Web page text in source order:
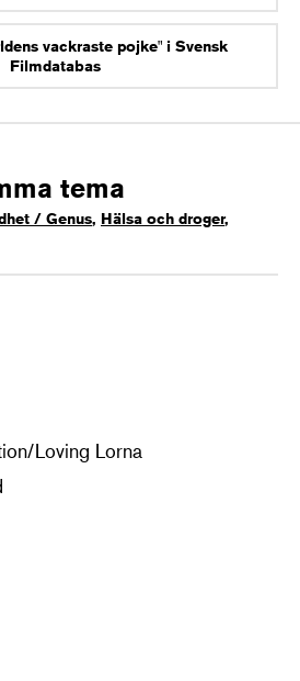
vackraste pojke" i Svensk
Filmdatabas
tema
/ Genus, Hälsa och droger,
Loving Lorna